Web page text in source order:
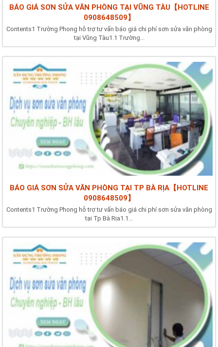
BÁO GIÁ SƠN SỬA VĂN PHÒNG TẠI VŨNG TÀU【HOTLINE
0908648509】
Contents1 Trường Phong hỗ trợ tư vấn báo giá chi phí sơn sửa văn phòng
tại Vũng Tàu1.1 Trường...
BÁO GIÁ SƠN SỬA VĂN PHÒNG TẠI TP BÀ RỊA【HOTLINE
0908648509】
Contents1 Trường Phong hỗ trợ tư vấn báo giá chi phí sơn sửa văn phòng
tại Tp Bà Rịa1.1...